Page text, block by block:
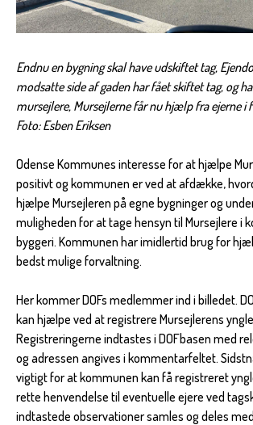
Endnu en bygning skal have udskiftet tag,
modsatte side af gaden har fået skiftet tag, og
mursejlere, Mursejlerne får nu hjælp fra ejerne i
Foto: Esben Eriksen
Odense Kommunes interesse for at hjælpe
positivt og kommunen er ved at afdække,
hjælpe Mursejleren på egne bygninger og
muligheden for at tage hensyn til Mursejlere i
byggeri. Kommunen har imidlertid brug for
bedst mulige forvaltning.
Her kommer DOFs medlemmer ind i billedet.
kan hjælpe ved at registrere Mursejlerens
Registreringerne indtastes i DOFbasen med
og adressen angives i kommentarfeltet.
vigtigt for at kommunen kan få registreret
rette henvendelse til eventuelle ejere ved
indtastede observationer samles og deles